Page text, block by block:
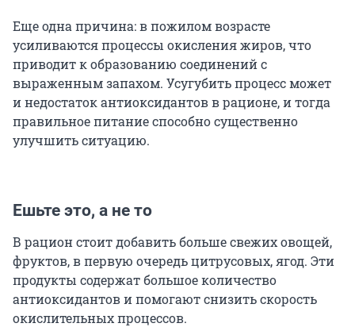
Еще одна причина: в пожилом возрасте
усиливаются процессы окисления жиров, что
приводит к образованию соединений с
выраженным запахом. Усугубить процесс может
и недостаток антиоксидантов в рационе, и тогда
правильное питание способно существенно
улучшить ситуацию.
Ешьте это, а не то
В рацион стоит добавить больше свежих овощей,
фруктов, в первую очередь цитрусовых, ягод. Эти
продукты содержат большое количество
антиоксидантов и помогают снизить скорость
окислительных процессов.